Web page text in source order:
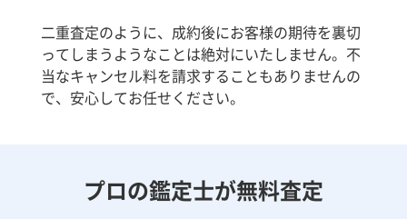
二重査定のように、成約後にお客様の期待を裏切
ってしまうようなことは絶対にいたしません。不
当なキャンセル料を請求することもありませんの
で、安心してお任せください。
プロの鑑定士が無料査定